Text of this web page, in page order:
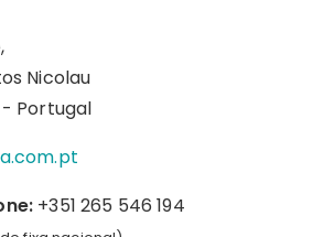
Nicolau
- Portugal
+351 265 546 194